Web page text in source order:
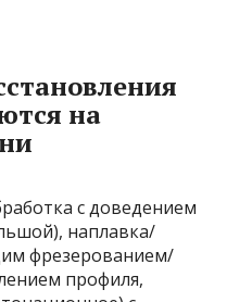
на
с доведением
наплавка/
фрезерованием/
профиля,